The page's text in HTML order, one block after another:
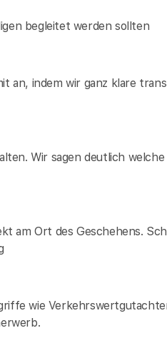
begleitet werden sollten
an, indem wir ganz klare
Wir sagen deutlich
am Ort des Geschehens.
wie